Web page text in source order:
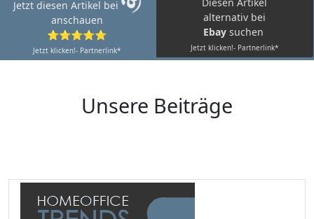
Jetzt diesen Artikel bei
anschauen
⭐⭐⭐⭐⭐
Jetzt klicken!- Partnerlink*
alternativ bei
Ebay suchen
Jetzt klicken!- Partnerlink*
Unsere Beiträge